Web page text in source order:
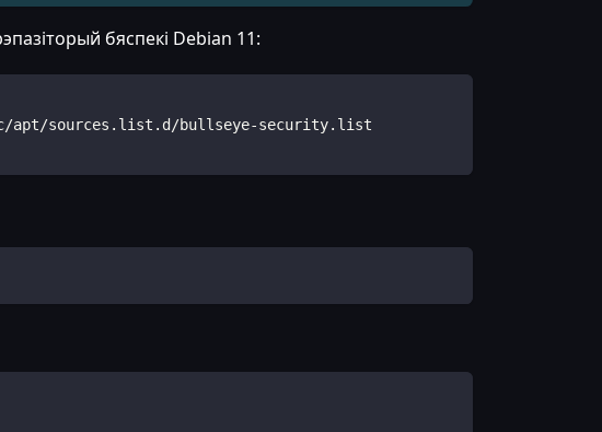
бяспекі Debian 11:
apt/sources.list.d/bullseye-security.list